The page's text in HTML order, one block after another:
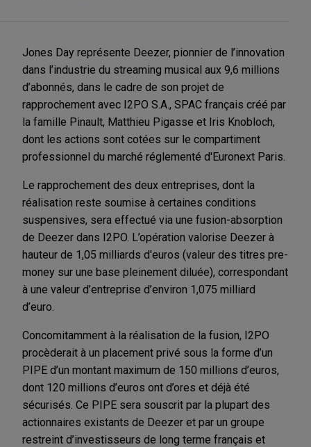
Jones Day représente Deezer, pionnier de l’innovation
dans l’industrie du streaming musical aux 9,6 millions
d’abonnés, dans le cadre de son projet de
rapprochement avec I2PO S.A., SPAC français créé par
la famille Pinault, Matthieu Pigasse et Iris Knobloch,
dont les actions sont cotées sur le compartiment
professionnel du marché réglementé d'Euronext Paris.
Le rapprochement des deux entreprises, dont la
réalisation reste soumise à certaines conditions
suspensives, sera effectué via une fusion-absorption
de Deezer dans I2PO. L’opération valorise Deezer à
hauteur de 1,05 milliards d'euros (valeur des titres pre-
money sur une base pleinement diluée), correspondant
à une valeur d’entreprise d’environ 1,075 milliard
d’euro.
Concomitamment à la réalisation de la fusion, I2PO
procèderait à un placement privé sous la forme d’un
PIPE d’un montant maximum de 150 millions d’euros,
dont 120 millions d’euros ont d’ores et déjà été
sécurisés. Ce PIPE sera souscrit par la plupart des
actionnaires existants de Deezer et par un groupe
restreint d’investisseurs de long terme français et